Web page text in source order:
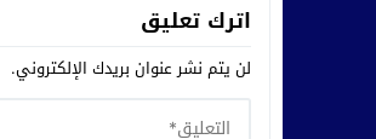
اترك تعليق
لن يتم نشر عنوان بريدك الإلكتروني.